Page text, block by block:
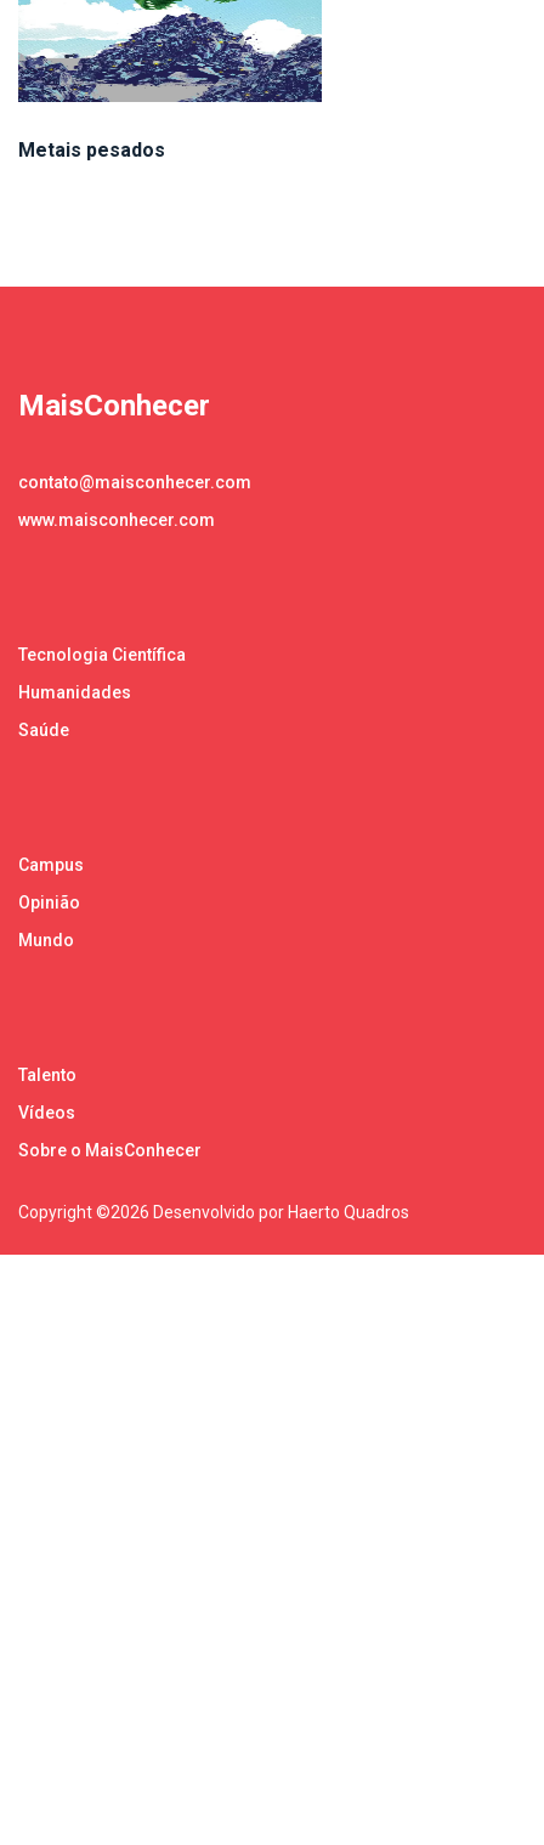
Metais pesados
MaisConhecer
contato@maisconhecer.com
www.maisconhecer.com
Tecnologia Científica
Humanidades
Saúde
Campus
Opinião
Mundo
Talento
Vídeos
Sobre o MaisConhecer
Copyright ©2026 Desenvolvido por Haerto Quadros